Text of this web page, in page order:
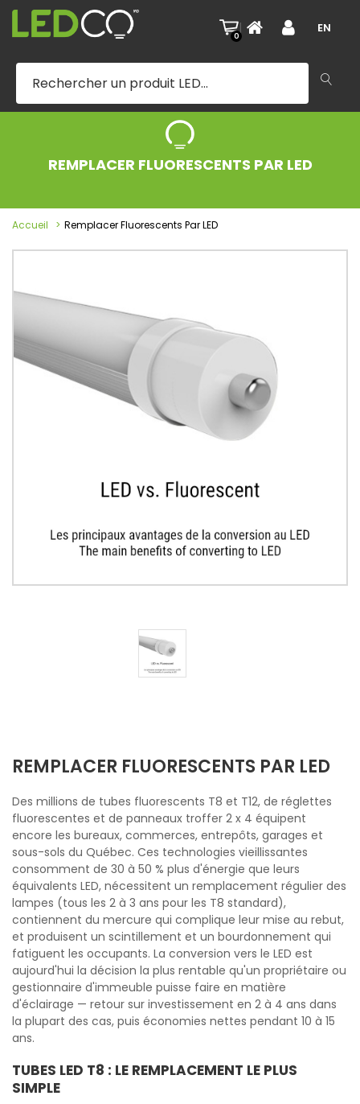
0
| EN
REMPLACER FLUORESCENTS PAR LED
Accueil Remplacer Fluorescents Par LED
REMPLACER FLUORESCENTS PAR LED
Des millions de tubes fluorescents T8 et T12, de réglettes
fluorescentes et de panneaux troffer 2 x 4 équipent
encore les bureaux, commerces, entrepôts, garages et
sous-sols du Québec. Ces technologies vieillissantes
consomment de 30 à 50 % plus d'énergie que leurs
équivalents LED, nécessitent un remplacement régulier des
lampes (tous les 2 à 3 ans pour les T8 standard),
contiennent du mercure qui complique leur mise au rebut,
et produisent un scintillement et un bourdonnement qui
fatiguent les occupants. La conversion vers le LED est
aujourd'hui la décision la plus rentable qu'un propriétaire ou
gestionnaire d'immeuble puisse faire en matière
d'éclairage — retour sur investissement en 2 à 4 ans dans
la plupart des cas, puis économies nettes pendant 10 à 15
ans.
TUBES LED T8 : LE REMPLACEMENT LE PLUS
SIMPLE